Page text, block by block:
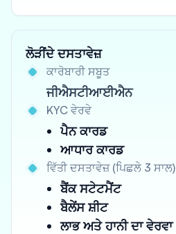
ਲੋੜੀਂਦੇ ਦਸਤਾਵੇਜ਼
ਕਾਰੋਬਾਰੀ ਸਬੂਤ
ਜੀਐਸਟੀਆਈਐਨ
KYC ਵੇਰਵੇ
ਪੈਨ ਕਾਰਡ
ਆਧਾਰ ਕਾਰਡ
ਵਿੱਤੀ ਦਸਤਾਵੇਜ਼ (ਪਿਛਲੇ 3 ਸਾਲ)
ਬੈਂਕ ਸਟੇਟਮੈਂਟ
ਬੈਲੇਂਸ ਸ਼ੀਟ
ਲਾਭ ਅਤੇ ਹਾਨੀ ਦਾ ਵੇਰਵਾ